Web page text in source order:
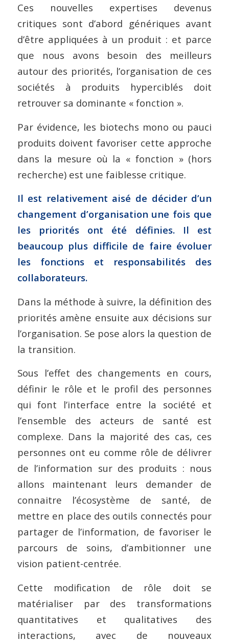
Ces nouvelles expertises devenus
critiques sont d’abord génériques avant
d’être appliquées à un produit : et parce
que nous avons besoin des meilleurs
autour des priorités, l’organisation de ces
sociétés à produits hyperciblés doit
retrouver sa dominante « fonction ».
Par évidence, les biotechs mono ou pauci
produits doivent favoriser cette approche
dans la mesure où la « fonction » (hors
recherche) est une faiblesse critique.
Il est relativement aisé de décider d’un
changement d’organisation une fois que
les priorités ont été définies. Il est
beaucoup plus difficile de faire évoluer
les fonctions et responsabilités des
collaborateurs.
Dans la méthode à suivre, la définition des
priorités amène ensuite aux décisions sur
l’organisation. Se pose alors la question de
la transition.
Sous l’effet des changements en cours,
définir le rôle et le profil des personnes
qui font l’interface entre la société et
l’ensemble des acteurs de santé est
complexe. Dans la majorité des cas, ces
personnes ont eu comme rôle de délivrer
de l’information sur des produits : nous
allons maintenant leurs demander de
connaitre l’écosystème de santé, de
mettre en place des outils connectés pour
partager de l’information, de favoriser le
parcours de soins, d’ambitionner une
vision patient-centrée.
Cette modification de rôle doit se
matérialiser par des transformations
quantitatives et qualitatives des
interactions, avec de nouveaux